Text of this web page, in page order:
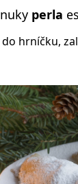
perla
hrníčku,